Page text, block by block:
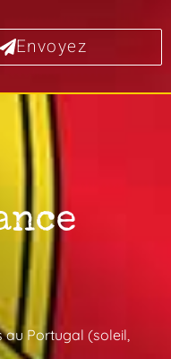
Envoyez
au Portugal (soleil,